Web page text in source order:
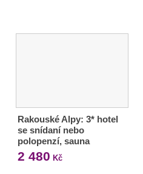
Rakouské Alpy: 3* hotel
se snídaní nebo
polopenzí, sauna
2 480 Kč